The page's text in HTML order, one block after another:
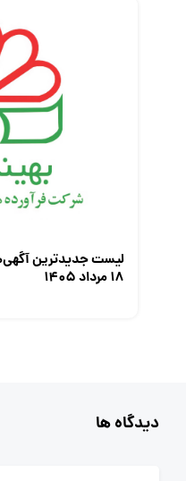
لیست جدیدترین
۱۸ مرداد ۱۴۰۵
دیدگاه ها